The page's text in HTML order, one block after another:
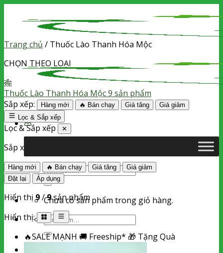
Tìm
kiếm:
Chưa có sản phẩm trong giỏ hàng.
Tìm
kiếm:
Trang chủ / Thuốc Lào Thanh Hóa Mộc
CHỌN THEO LOẠI
🎋
Thuốc Lào Thanh Hóa Mộc9 sản phẩm
Sắp xếp:
Hàng mới 🔥 Bán chạy Giá tăng
Giá giảm
Lọc & Sắp xếp
Lọc & Sắp xếp ✕
Sắp xếp theo
Hàng mới 🔥 Bán chạy Giá tăng
Giá giảm
Đặt lại
Áp dụng
Hiển thị9/9sản phẩm
Hiển thị:
🔥SALE MẠNH 🚚 Freeship* 🎁 Tặng Quà